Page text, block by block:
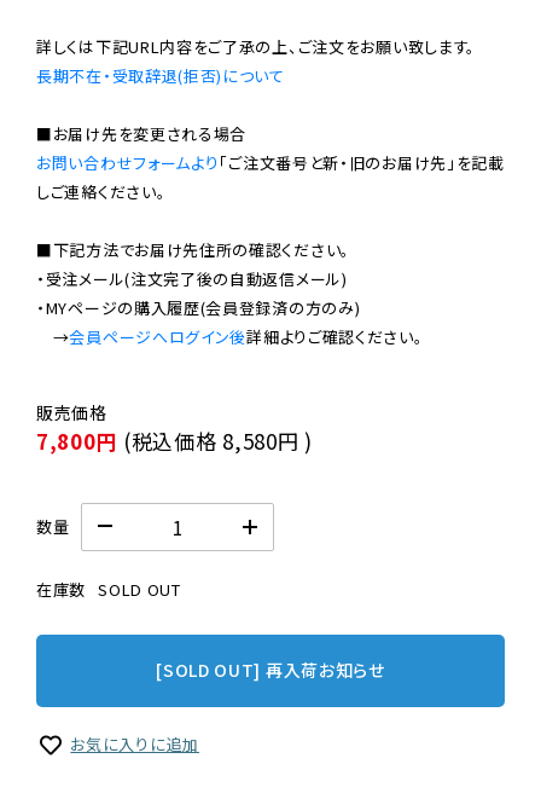
長期不在・受取辞退(拒否)について
お問い合わせフォームより 「ご注文番号と新・旧のお届け先」を記載
しご連絡ください。
■下記方法でお届け先住所の確認ください。
・受注メール(注文完了後の自動返信メール)
・MYページの購入履歴(会員登録済の方のみ)
→会員ページへログイン後
7,800円 (税込価格 8,580円 )
数量
在庫数 SOLD OUT
[SOLD OUT] 再入荷お知らせ
お気に入りに追加